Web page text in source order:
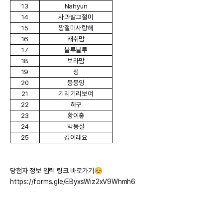
13
Nahyun
14
사과밭그절미
15
짱절미사랑해
16
캐쉬맘
17
블루블루
18
보라맘
19
셩
20
뭉뭉잉
21
기리기리보여
22
히구
23
황이홓
24
박몽실
25
강이래요
당첨자 정보 입력 링크 바로가기☺️
https://forms.gle/EByxsWiz2xV9Whmh6